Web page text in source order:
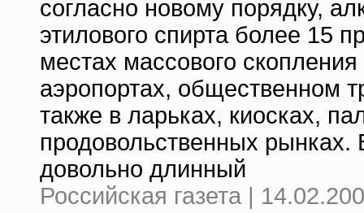
согласно новому порядку,
этилового спирта более 15
местах массового
аэропортах, общественном
также в ларьках, киосках,
продовольственных рынках.
довольно длинный
Российская газета |